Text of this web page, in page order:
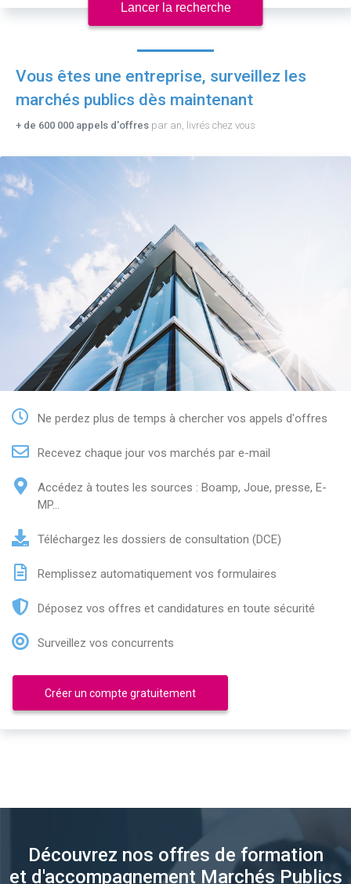
Lancer la recherche
Vous êtes une entreprise, surveillez les
marchés publics dès maintenant
+ de 600 000 appels d'offres par an, livrés chez vous
Ne perdez plus de temps à chercher vos appels d'offres
Recevez chaque jour vos marchés par e-mail
Accédez à toutes les sources : Boamp, Joue, presse, E-
MP...
Téléchargez les dossiers de consultation (DCE)
Remplissez automatiquement vos formulaires
Déposez vos offres et candidatures en toute sécurité
Surveillez vos concurrents
Créer un compte gratuitement
Découvrez nos offres de formation
et d'accompagnement Marchés Publics